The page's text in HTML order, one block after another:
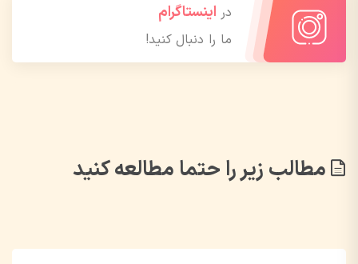
در اینستاگرام
ما را دنبال کنید!
مطالب زیر را حتما مطالعه کنید